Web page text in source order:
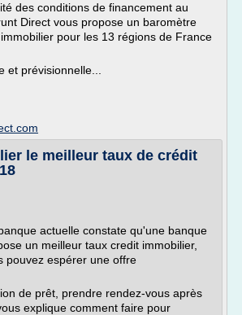
des conditions de financement au
Direct vous propose un baromètre
pour les 13 régions de France
et prévisionnelle...
le meilleur taux de crédit
actuelle constate qu'une banque
un meilleur taux credit immobilier,
pouvez espérer une offre
de prêt, prendre rendez-vous après
explique comment faire pour